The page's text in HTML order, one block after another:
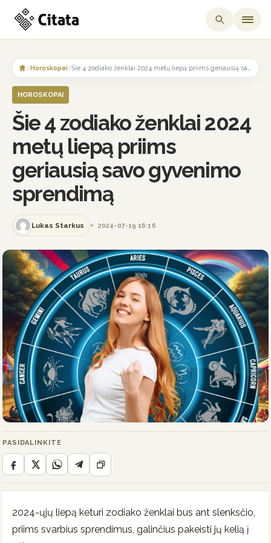
content
/Horoskopai/
HOROSKOPAI
Šie 4 zodiako ženklai 2024
metų liepą priims
geriausią savo gyvenimo
sprendimą
Lukas Starkus 2024-07-19 16:16
PASIDALINKITE
2024-ųjų liepą keturi zodiako ženklai bus ant slenksčio,
priims svarbius sprendimus, galinčius pakeisti jų kelią į